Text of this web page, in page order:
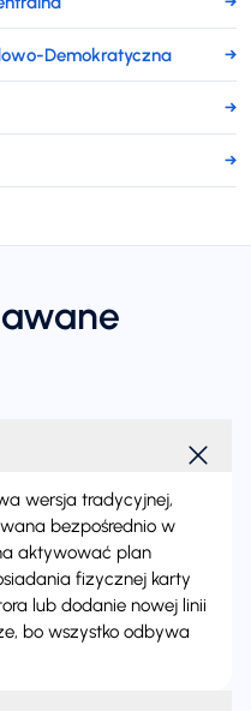
Demokratyczna →
→
→
wersja tradycyjnej,
bezpośrednio w
aktywować plan
fizycznej karty
lub dodanie nowej linii
bo wszystko odbywa